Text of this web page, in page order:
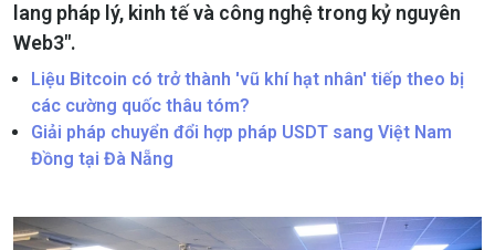
lang pháp lý, kinh tế và công nghệ trong kỷ nguyên
Web3".
Liệu Bitcoin có trở thành 'vũ khí hạt nhân' tiếp theo bị
các cường quốc thâu tóm?
Giải pháp chuyển đổi hợp pháp USDT sang Việt Nam
Đồng tại Đà Nẵng